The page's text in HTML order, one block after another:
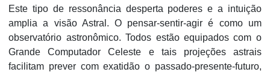
Este tipo de ressonância desperta poderes e a intuição
amplia a visão Astral. O pensar-sentir-agir é como um
observatório astronômico. Todos estão equipados com o
Grande Computador Celeste e tais projeções astrais
facilitam prever com exatidão o passado-presente-futuro,